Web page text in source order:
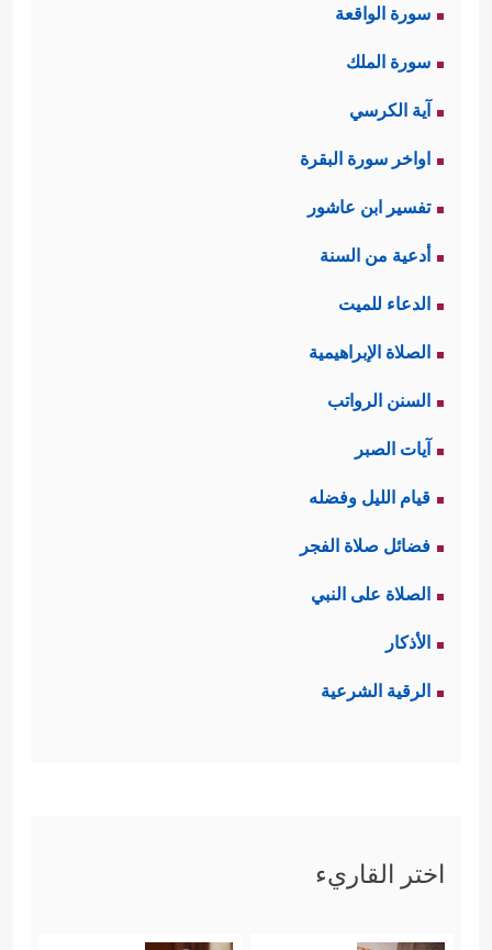
سورة الواقعة
سورة الملك
آية الكرسي
اواخر سورة البقرة
تفسير ابن عاشور
أدعية من السنة
الدعاء للميت
الصلاة الإبراهيمية
السنن الرواتب
آيات الصبر
قيام الليل وفضله
فضائل صلاة الفجر
الصلاة على النبي
الأذكار
الرقية الشرعية
اختر القاريء